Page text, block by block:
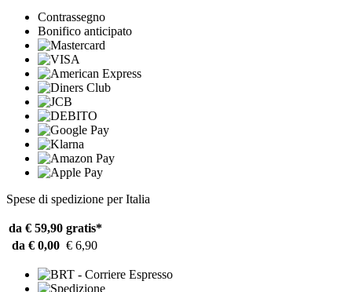
Contrassegno
Bonifico anticipato
Spese di spedizione per Italia
da € 59,90 gratis*
da € 0,00 € 6,90